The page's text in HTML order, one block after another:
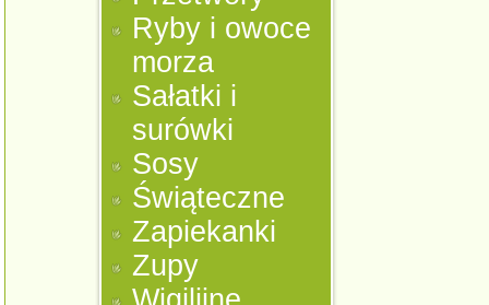
Ryby i owoce
morza
Sałatki i
surówki
Sosy
Świąteczne
Zapiekanki
Zupy